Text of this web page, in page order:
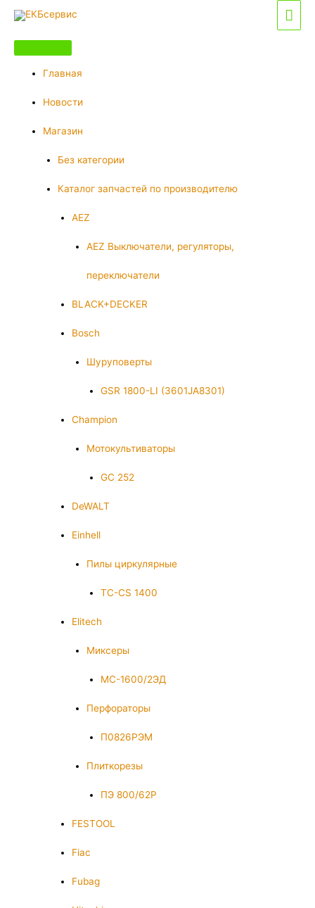
Перейти
содержимому
Главная
Новости
Магазин
Без категории
Каталог запчастей по производителю
AEZ
AEZ Выключатели, регуляторы,
переключатели
BLACK+DECKER
Bosch
Шуруповерты
GSR 1800-LI (3601JA8301)
Champion
Мотокультиваторы
GC 252
DeWALT
Einhell
Пилы циркулярные
TC-CS 1400
Elitech
Миксеры
МС-1600/2ЭД
Перфораторы
П0826РЭМ
Плиткорезы
ПЭ 800/62Р
FESTOOL
Fiac
Fubag